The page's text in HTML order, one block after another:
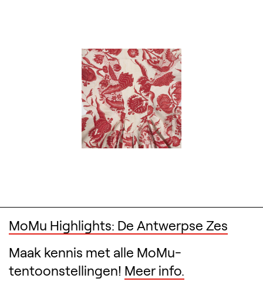
MoMu Highlights: De Antwerpse Zes
Maak kennis met alle MoMu-
tentoonstellingen! Meer info.